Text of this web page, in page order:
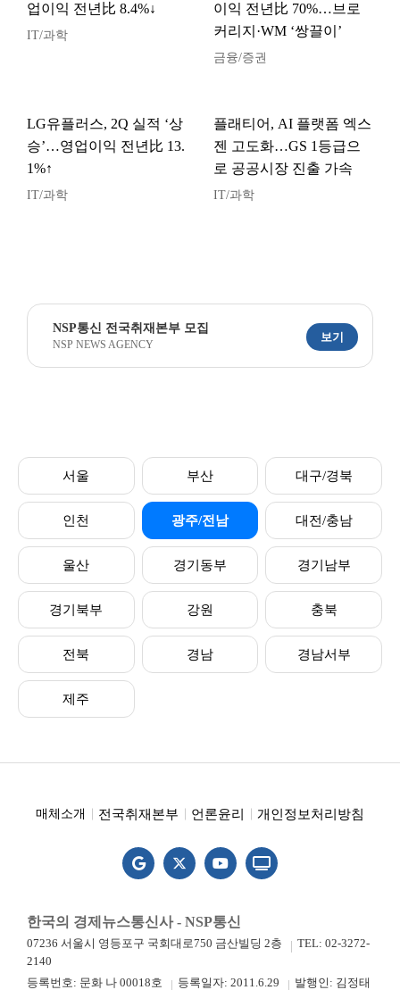
업이익 전년比 8.4%↓
IT/과학
이익 전년比 70%…브로
커리지·WM ‘쌍끌이’
금융/증권
LG유플러스, 2Q 실적 ‘상
승’…영업이익 전년比 13.
1%↑
IT/과학
플래티어, AI 플랫폼 엑스
젠 고도화…GS 1등급으
로 공공시장 진출 가속
IT/과학
NSP통신 전국취재본부 모집
NSP NEWS AGENCY
보기
서울 부산 대구/경북
인천 광주/전남 대전/충남
울산 경기동부 경기남부
경기북부 강원 충북
전북 경남 경남서부
제주
매체소개 전국취재본부 언론윤리 개인정보처리방침
한국의 경제뉴스통신사 - NSP통신
07236 서울시 영등포구 국회대로750 금산빌딩 2층
TEL: 02-3272-
2140
등록번호: 문화 나 00018호
등록일자: 2011.6.29 발행인: 김정태